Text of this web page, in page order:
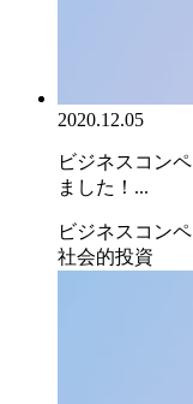
2020.12.05
ビジネスコン
ました！...
ビジネスコン
社会的投資